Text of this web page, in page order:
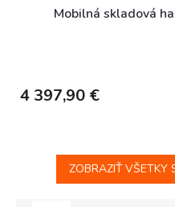
Mobilná skladová
4 397,90 €
ZOBRAZIŤ VŠETKY